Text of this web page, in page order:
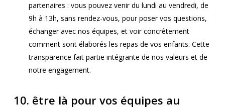
partenaires : vous pouvez venir du lundi au vendredi, de
9h à 13h, sans rendez-vous, pour poser vos questions,
échanger avec nos équipes, et voir concrètement
comment sont élaborés les repas de vos enfants. Cette
transparence fait partie intégrante de nos valeurs et de
notre engagement.
10. être là pour vos équipes au